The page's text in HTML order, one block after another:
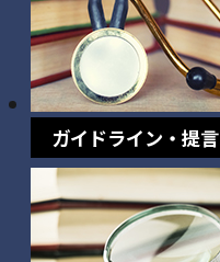
ガイドライン・提言